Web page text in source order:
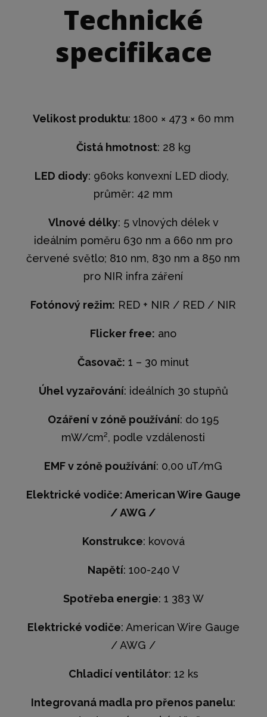
Technické
specifikace
Velikost produktu: 1800 × 473 × 60 mm
Čistá hmotnost: 28 kg
LED diody: 960ks konvexní LED diody,
průměr: 42 mm
Vlnové délky: 5 vlnových délek v
ideálním poměru 630 nm a 660 nm pro
červené světlo; 810 nm, 830 nm a 850 nm
pro NIR infra záření
Fotónový režim: RED + NIR / RED / NIR
Flicker free: ano
Časovač: 1 – 30 minut
Úhel vyzařování: ideálních 30 stupňů
Ozáření v zóně používání: do 195
mW/cm², podle vzdálenosti
EMF v zóně používání: 0,00 uT/mG​​
Elektrické vodiče: American Wire Gauge
/ AWG /
Konstrukce: kovová
Napětí: 100-240 V
Spotřeba energie: 1 383 W
Elektrické vodiče: American Wire Gauge
/ AWG /
Chladicí ventilátor: 12 ks
Integrovaná madla pro přenos panelu: